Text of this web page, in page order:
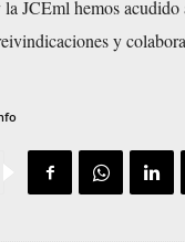
JCEml hemos
y